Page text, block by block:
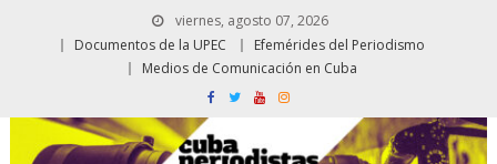
viernes, agosto 07, 2026
Documentos de la UPEC
Efemérides del Periodismo
Medios de Comunicación en Cuba